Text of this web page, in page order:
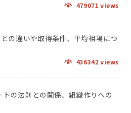
479071 views
の違いや取得条件、平均相場につ
436342 views
の法則との関係、組織作りへの